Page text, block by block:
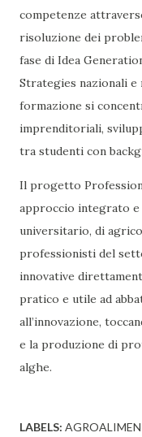
competenze
risoluzione dei
fase di Idea
Strategies nazionali
formazione si
imprenditoriali,
tra studenti con
Il progetto
approccio integrato
universitario, di
professionisti del
innovative
pratico e utile ad
all’innovazione,
e la produzione di
alghe.
LABELS: